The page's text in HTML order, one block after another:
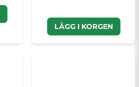
LÄGG I KORGEN